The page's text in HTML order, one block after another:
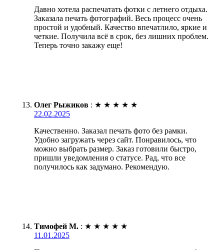
Давно хотела распечатать фотки с летнего отдыха.
Заказала печать фотографий. Весь процесс очень
простой и удобный. Качество впечатлило, яркие и
четкие. Получила всё в срок, без лишних проблем.
Теперь точно закажу еще!
Олег Рыжиков : ★ ★ ★ ★ ★
22.02.2025
Качественно. Заказал печать фото без рамки.
Удобно загружать через сайт. Понравилось, что
можно выбрать размер. Заказ готовили быстро,
пришли уведомления о статусе. Рад, что все
получилось как задумано. Рекомендую.
Тимофей М. : ★ ★ ★ ★ ★
11.01.2025